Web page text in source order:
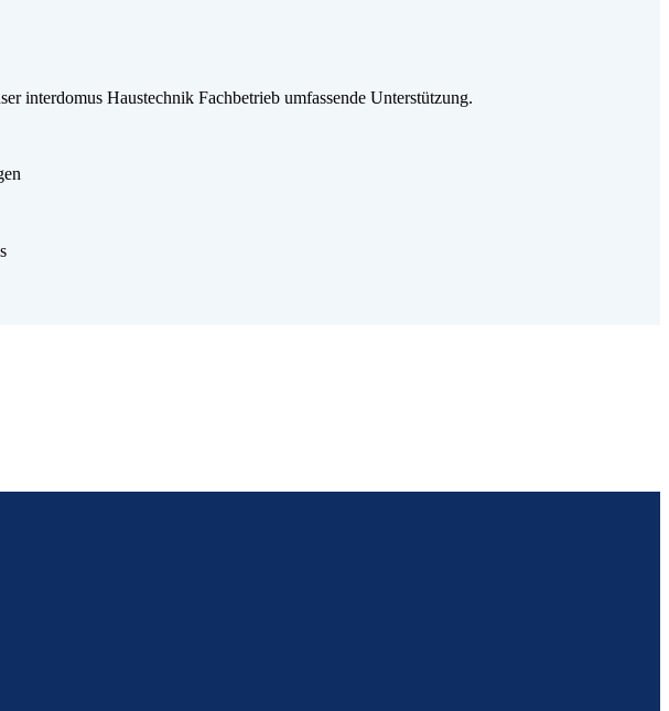
interdomus Haustechnik Fachbetrieb umfassende Unterstützung.